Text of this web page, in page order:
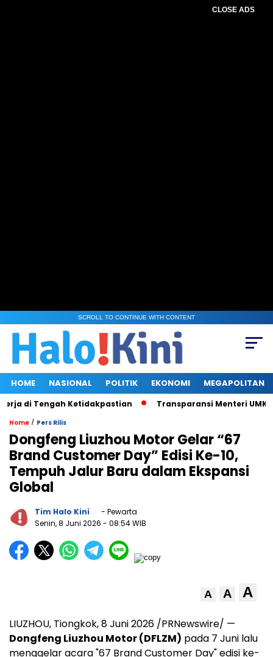
CLOSE ADS
SCROLL TO CONTINUE WITH CONTENT
HOME NASIONAL POLITIK EKONOMI MEGAPOLITAN
Tengah Ketidakpastian Transparansi Menteri UMKM
Home / Pers Rilis
Dongfeng Liuzhou Motor Gelar “67
Brand Customer Day” Edisi Ke-10,
Tempuh Jalur Baru dalam Ekspansi
Global
Tim Halo Kini
- Pewarta
Senin, 8 Juni 2026 - 08:54 WIB
A A A
LIUZHOU, Tiongkok, 8 Juni 2026 /PRNewswire/ —
Dongfeng Liuzhou Motor (DFLZM) pada 7 Juni lalu
menggelar acara "67 Brand Customer Day" edisi ke-